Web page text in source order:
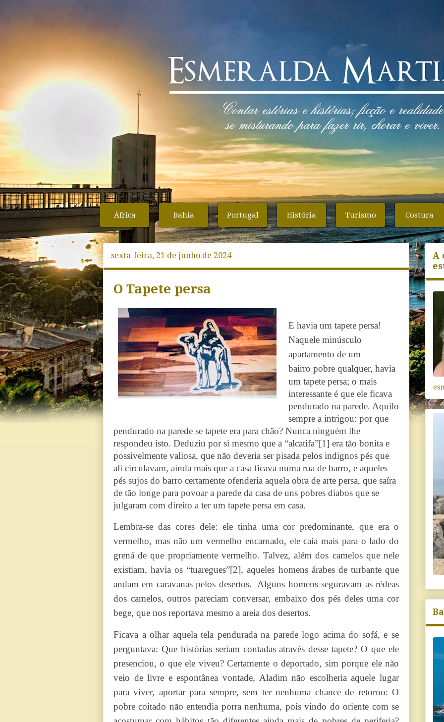
África Bahia Portugal História Turismo Costura
sexta-feira, 21 de junho de 2024
O Tapete persa
E havia um tapete persa!
Naquele minúsculo
apartamento de um
bairro pobre qualquer, havia
um tapete persa; o mais
interessante é que ele ficava
pendurado na parede. Aquilo
sempre a intrigou: por que
pendurado na parede se tapete era para chão? Nunca ninguém lhe
respondeu isto. Deduziu por si mesmo que a “alcatifa”[1] era tão bonita e
possivelmente valiosa, que não deveria ser pisada pelos indignos pés que
ali circulavam, ainda mais que a casa ficava numa rua de barro, e aqueles
pés sujos do barro certamente ofenderia aquela obra de arte persa, que saíra
de tão longe para povoar a parede da casa de uns pobres diabos que se
julgaram com direito a ter um tapete persa em casa.
Lembra-se das cores dele: ele tinha uma cor predominante, que era o
vermelho, mas não um vermelho encarnado, ele caía mais para o lado do
grená de que propriamente vermelho. Talvez, além dos camelos que nele
existiam, havia os “tuaregues”[2], aqueles homens árabes de turbante que
andam em caravanas pelos desertos. Alguns homens seguravam as rédeas
dos camelos, outros pareciam conversar, embaixo dos pés deles uma cor
bege, que nos reportava mesmo a areia dos desertos.
Ficava a olhar aquela tela pendurada na parede logo acima do sofá, e se
perguntava: Que histórias seriam contadas através desse tapete? O que ele
presenciou, o que ele viveu? Certamente o deportado, sim porque ele não
veio de livre e espontânea vontade, Aladim não escolheria aquele lugar
para viver, aportar para sempre, sem ter nenhuma chance de retorno: O
pobre coitado não entendia porra nenhuma, pois vindo do oriente com se
A